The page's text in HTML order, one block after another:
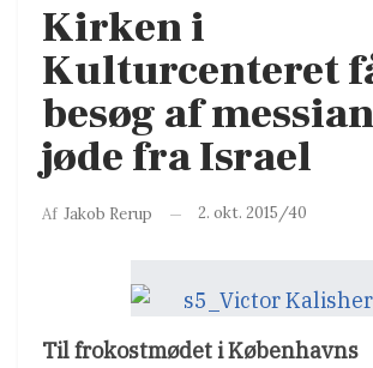
Kirken i
Kulturcenteret
besøg af
jøde fra Israel
Af Jakob Rerup 2. okt. 2015/40
Til frokostmødet i Københavns